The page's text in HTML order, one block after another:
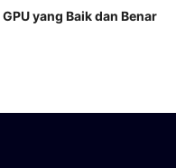
yang Baik dan Benar